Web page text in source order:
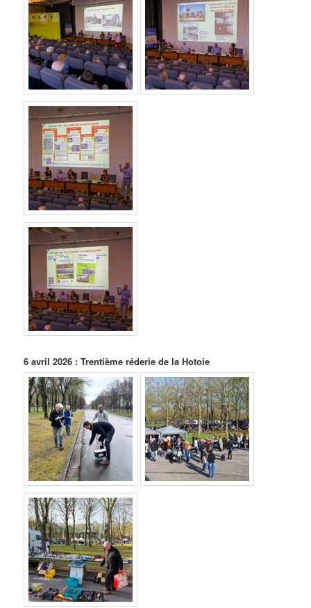
6 avril 2026 : Trentième réderie de la Hotoie